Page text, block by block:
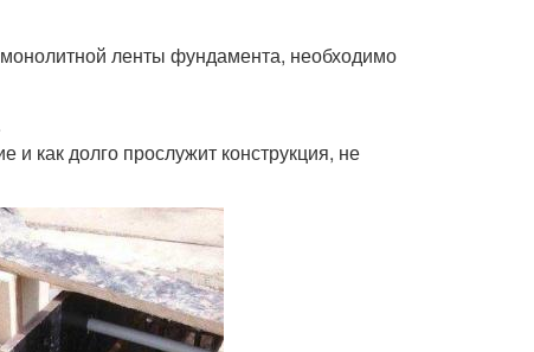
ленты фундамента, необходимо
как долго прослужит конструкция, не